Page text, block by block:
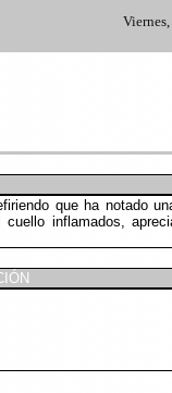
que ha notado
inflamados,